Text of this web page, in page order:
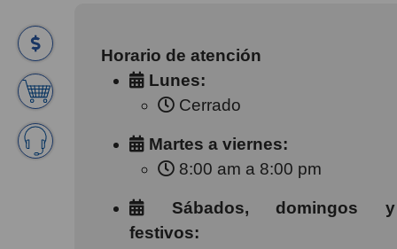
Horario de atención
Lunes:
Cerrado
Martes a viernes:
8:00 am a 8:00 pm
Sábados, domingos y
festivos: